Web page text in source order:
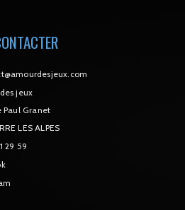
jeux
Paul Granet
LES ALPES
29 59